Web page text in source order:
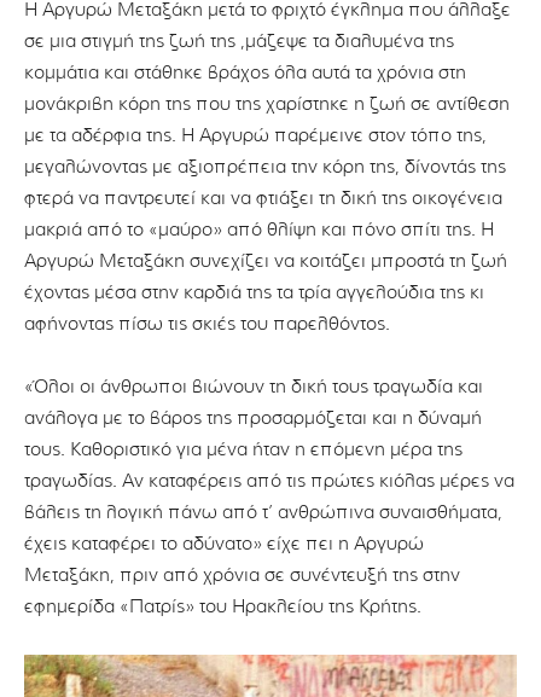
Η Αργυρώ Μεταξάκη μετά το φριχτό έγκλημα που άλλαξε
σε μια στιγμή της ζωή της ,μάζεψε τα διαλυμένα της
κομμάτια και στάθηκε βράχος όλα αυτά τα χρόνια στη
μονάκριβη κόρη της που της χαρίστηκε η ζωή σε αντίθεση
με τα αδέρφια της. Η Αργυρώ παρέμεινε στον τόπο της,
μεγαλώνοντας με αξιοπρέπεια την κόρη της, δίνοντάς της
φτερά να παντρευτεί και να φτιάξει τη δική της οικογένεια
μακριά από το «μαύρο» από θλίψη και πόνο σπίτι της. Η
Αργυρώ Μεταξάκη συνεχίζει να κοιτάζει μπροστά τη ζωή
έχοντας μέσα στην καρδιά της τα τρία αγγελούδια της κι
αφήνοντας πίσω τις σκιές του παρελθόντος.
«Όλοι οι άνθρωποι βιώνουν τη δική τους τραγωδία και
ανάλογα με το βάρος της προσαρμόζεται και η δύναμή
τους. Καθοριστικό για μένα ήταν η επόμενη μέρα της
τραγωδίας. Αν καταφέρεις από τις πρώτες κιόλας μέρες να
βάλεις τη λογική πάνω από τ’ ανθρώπινα συναισθήματα,
έχεις καταφέρει το αδύνατο» είχε πει η Αργυρώ
Μεταξάκη, πριν από χρόνια σε συνέντευξή της στην
εφημερίδα «Πατρίς» του Ηρακλείου της Κρήτης.